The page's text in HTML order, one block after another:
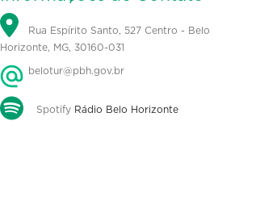
Rua Espírito Santo, 527 Centro - Belo
Horizonte, MG, 30160-031
belotur@pbh.gov.br
Spotify Rádio Belo Horizonte